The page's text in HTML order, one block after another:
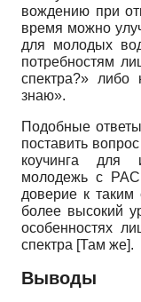
вождению при
время можно
для молодых
потребностям
спектра?» либо
знаю».
Подобные
поставить
коучинга для
молодежь с
доверие к
более высокий
особенностях
спектра [Там же].
Выводы